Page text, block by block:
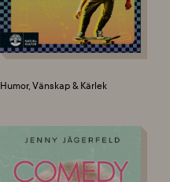
Humor, Vänskap & Kärlek